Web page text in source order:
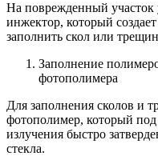
На поврежденный участок
инжектор, который
заполнить скол или
Заполнение
фотополимера
Для заполнения сколов и
фотополимер, который под
излучения быстро
стекла.